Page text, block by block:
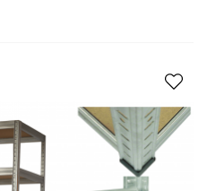
montaż na wcisk;
od 175 kg do 400 kg;
mm;
0,9 mm;
buciki;
cm;